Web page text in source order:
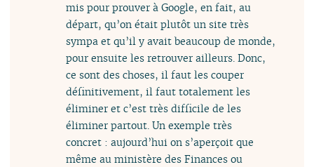
mis pour prouver à Google, en fait, au
départ, qu’on était plutôt un site très
sympa et qu’il y avait beaucoup de monde,
pour ensuite les retrouver ailleurs. Donc,
ce sont des choses, il faut les couper
définitivement, il faut totalement les
éliminer et c’est très difficile de les
éliminer partout. Un exemple très
concret : aujourd’hui on s’aperçoit que
même au ministère des Finances ou